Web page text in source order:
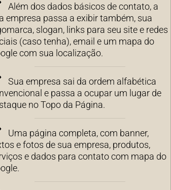
Além dos dados básicos de contato, a
empresa passa a exibir também, sua
slogan, links para seu site e redes
(caso tenha), email e um mapa do
com sua localização.
Sua empresa sai da ordem alfabética
e passa a ocupar um lugar de
no Topo da Página.
Uma página completa, com banner,
e fotos de sua empresa, produtos,
e dados para contato com mapa do